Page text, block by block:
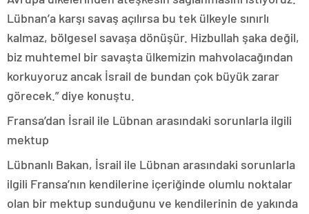
Lübnan’a karşı savaş açılırsa bu tek ülkeyle sınırlı
kalmaz, bölgesel savaşa dönüşür. Hizbullah şaka değil,
biz muhtemel bir savaşta ülkemizin mahvolacağından
korkuyoruz ancak İsrail de bundan çok büyük zarar
görecek.” diye konuştu.
Fransa’dan İsrail ile Lübnan arasındaki sorunlarla ilgili
mektup
Lübnanlı Bakan, İsrail ile Lübnan arasındaki sorunlarla
ilgili Fransa’nın kendilerine içeriğinde olumlu noktalar
olan bir mektup sunduğunu ve kendilerinin de yakında